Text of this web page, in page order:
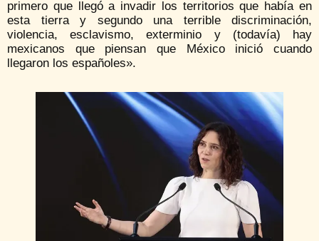
primero que llegó a invadir los territorios que había en
esta tierra y segundo una terrible discriminación,
violencia, esclavismo, exterminio y (todavía) hay
mexicanos que piensan que México inició cuando
llegaron los españoles».